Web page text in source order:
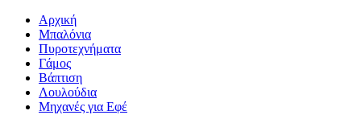
Αρχική
Μπαλόνια
Πυροτεχνήματα
Γάμος
Βάπτιση
Λουλούδια
Μηχανές για Εφέ